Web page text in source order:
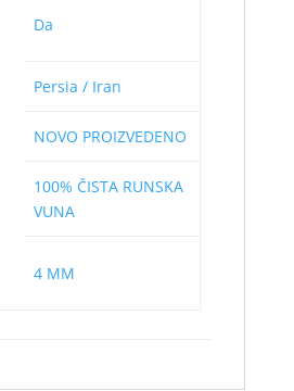
Da
Persia / Iran
NOVO PROIZVEDENO
100% ČISTA RUNSKA
VUNA
4 MM